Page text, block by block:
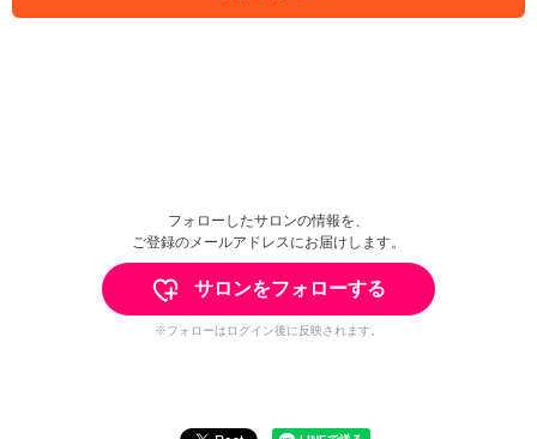
フォローしたサロンの情報を、
ご登録のメールアドレスにお届けします。
サロンをフォローする
※フォローはログイン後に反映されます。